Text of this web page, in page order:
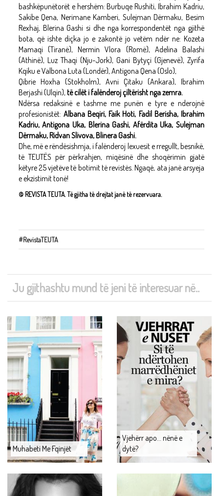
bashkëpunëtorët e hershëm: Burbuqe Rushiti, Ibrahim Kadriu,
Sakibe Qena, Nerimane Kamberi, Sulejman Dërmaku, Besim
Rexhaj, Blerina Gashi si dhe nga korrespondentët nga gjithë
bota, që ishte diçka jo e zakontë jo vetëm ndër ne: Kozeta
Mamaqi (Tiranë), Nermin Vlora (Romë), Adelina Balashi
(Athinë), Luz Thaqi (Nju-Jork), Gani Bytyçi (Gjenevë), Zyrifa
Kqiku e Valbona Luta (Londër), Antigona Qena (Oslo),
Qibrie Hoxha (Stokholm), Avni Çitaku (Ankara), Ibrahim
Berjashi (Ulqin), të cilët i falënderoj çiltërisht nga zemra.
Ndërsa redaksinë e tashme me punën e tyre e nderojnë
profesionistët: Albana Beqiri, Faik Hoti, Fadil Berisha, Ibrahim
Kadriu, Antigona Uka, Blerina Gashi, Afërdita Uka, Sulejman
Dërmaku, Ridvan Slivova, Blinera Gashi.
Dhe, më e rëndësishmja, i falënderoj lexuesit e rregullt, besnikë,
të TEUTËS për përkrahjen, miqësinë dhe shoqërimin gjatë
këtyre 25 vjetëve të botimit të revistës. Ngaqë, ata janë arsyeja
e ekzistimit tonë!
© REVISTA TEUTA. Të gjitha të drejtat janë të rezervuara.
#RevistaTEUTA
Ju gjithashtu mund të jeni të interesuar në..
Muhabeti Me Fqinjët
Vjehërr apo... nënë e
dytë?